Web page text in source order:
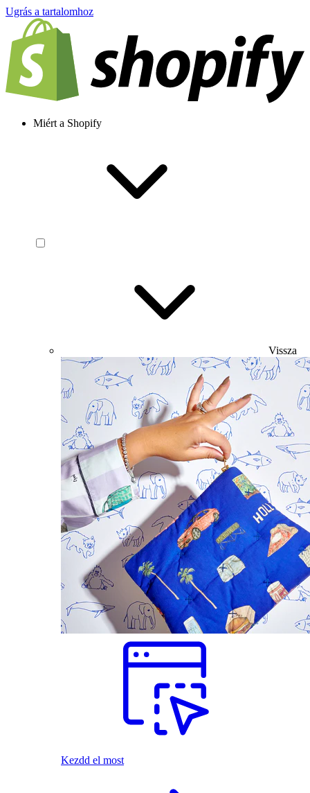
Ugrás a tartalomhoz
Miért a Shopify
Vissza
Kezdd el most